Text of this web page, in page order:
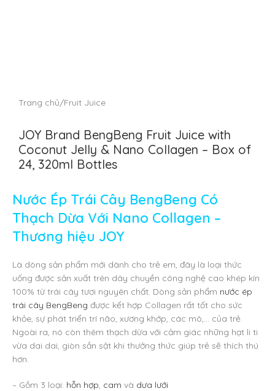
Trang chủ/Fruit Juice
JOY Brand BengBeng Fruit Juice with
Coconut Jelly & Nano Collagen – Box of
24, 320ml Bottles
Nước Ép Trái Cây BengBeng Có
Thạch Dừa Với Nano Collagen –
Thương hiệu JOY
Là dòng sản phẩm mới dành cho trẻ em, đây là loại thức
uống được sản xuất trên dây chuyền công nghệ cao khép kín
100% từ trái cây tươi nguyên chất. Dòng sản phẩm nước ép
trái cây BengBeng được kết hợp Collagen rất tốt cho sức
khỏe, sự phát triển trí não, xương khớp, các mô,… của trẻ.
Ngoài ra, nó còn thêm thạch dừa với cảm giác những hạt li ti
vừa dai dai, giòn sần sật khi thưởng thức giúp trẻ sẽ thích thú
hơn.
– Gồm 3 loại: hỗn hợp, cam và dưa lưới